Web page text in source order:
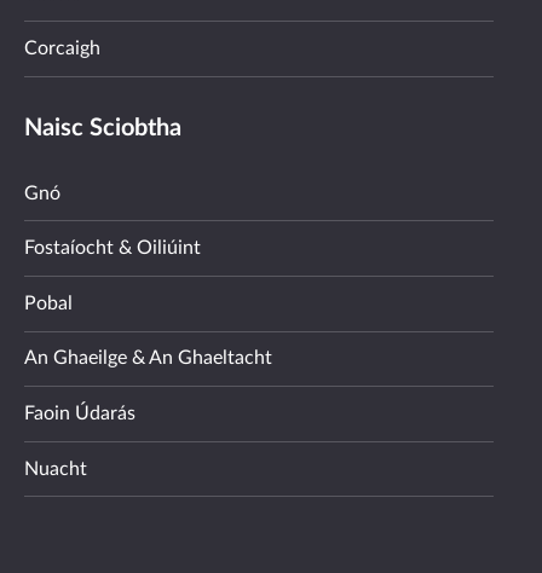
Corcaigh
Naisc Sciobtha
Gnó
Fostaíocht & Oiliúint
Pobal
An Ghaeilge & An Ghaeltacht
Faoin Údarás
Nuacht